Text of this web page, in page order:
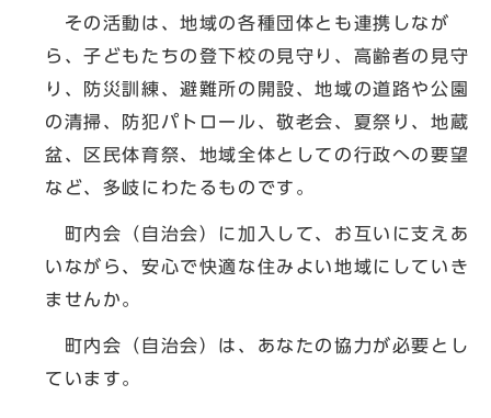
その活動は、地域の各種団体とも連携しなが
ら、子どもたちの登下校の見守り、高齢者の見守
り、防災訓練、避難所の開設、地域の道路や公園
の清掃、防犯パトロール、敬老会、夏祭り、地蔵
盆、区民体育祭、地域全体としての行政への要望
など、多岐にわたるものです。
町内会（自治会）に加入して、お互いに支えあ
いながら、安心で快適な住みよい地域にしていき
ませんか。
町内会（自治会）は、あなたの協力が必要とし
ています。